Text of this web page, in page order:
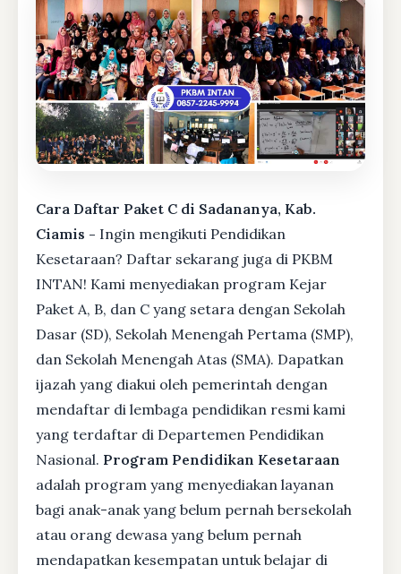
Cara Daftar Paket C di Sadananya, Kab.
Ciamis - Ingin mengikuti Pendidikan
Kesetaraan? Daftar sekarang juga di PKBM
INTAN! Kami menyediakan program Kejar
Paket A, B, dan C yang setara dengan Sekolah
Dasar (SD), Sekolah Menengah Pertama (SMP),
dan Sekolah Menengah Atas (SMA). Dapatkan
ijazah yang diakui oleh pemerintah dengan
mendaftar di lembaga pendidikan resmi kami
yang terdaftar di Departemen Pendidikan
Nasional. Program Pendidikan Kesetaraan
adalah program yang menyediakan layanan
bagi anak-anak yang belum pernah bersekolah
atau orang dewasa yang belum pernah
mendapatkan kesempatan untuk belajar di